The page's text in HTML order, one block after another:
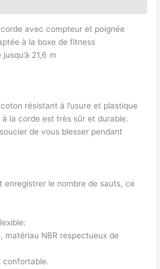
avec compteur et poignée
à la boxe de fitness
21,6 m
résistant à l’usure et plastique
la corde est très sûr et durable.
de vous blesser pendant
enregistrer le nombre de sauts, ce
matériau NBR respectueux de
confortable.